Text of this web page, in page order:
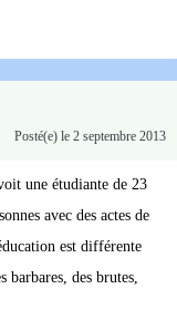
Posté(e) le 2 septembre 2013
une étudiante de 23
avec des actes de
est différente
barbares, des brutes,